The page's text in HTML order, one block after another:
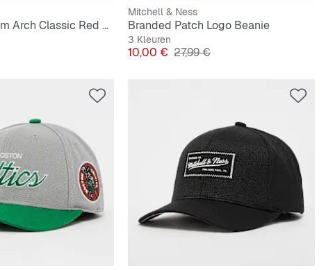
Snapback Team Arch Classic Red NBA LA Lakers
Mitchell & Ness
Branded Patch Logo Beanie
3 Kleuren
Prijs
10,00 € Originele Prijs
27,99 €